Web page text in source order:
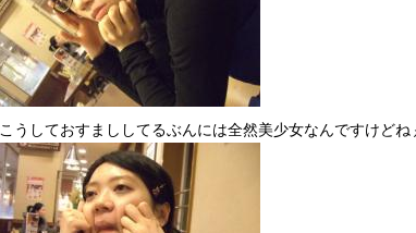
こうしておすまししてるぶんには全然美少女なんですけどね